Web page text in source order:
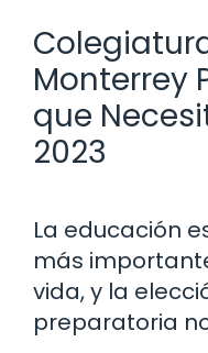
Monterrey
que
2023
La educación
más
vida, y la
preparatoria